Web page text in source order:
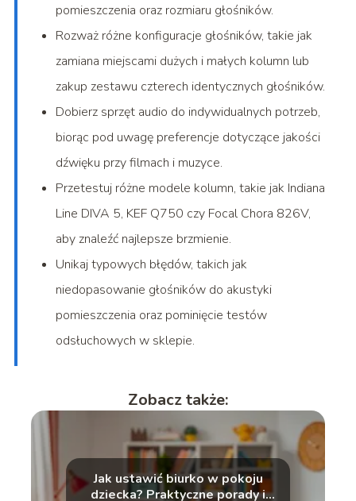
pomieszczenia oraz rozmiaru głośników.
Rozważ różne konfiguracje głośników, takie jak
zamiana miejscami dużych i małych kolumn lub
zakup zestawu czterech identycznych głośników.
Dobierz sprzęt audio do indywidualnych potrzeb,
biorąc pod uwagę preferencje dotyczące jakości
dźwięku przy filmach i muzyce.
Przetestuj różne modele kolumn, takie jak Indiana
Line DIVA 5, KEF Q750 czy Focal Chora 826V,
aby znaleźć najlepsze brzmienie.
Unikaj typowych błędów, takich jak
niedopasowanie głośników do akustyki
pomieszczenia oraz pominięcie testów
odsłuchowych w sklepie.
Zobacz także:
Jak ustawić biurko w pokoju
dziecka? Praktyczne porady i